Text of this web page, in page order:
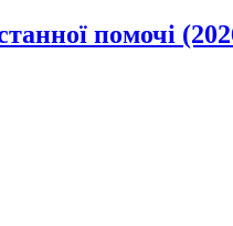
помочі